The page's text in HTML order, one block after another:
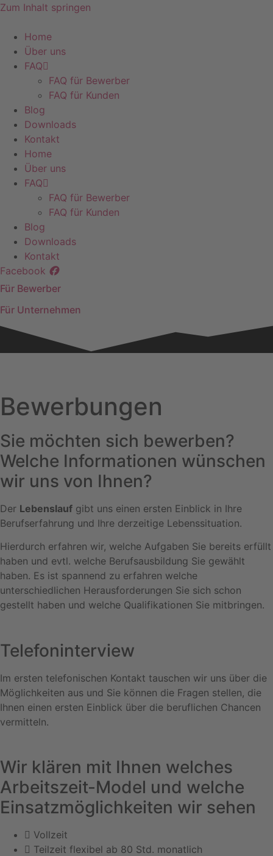
Zum Inhalt springen
Home
Über uns
FAQ
FAQ für Bewerber
FAQ für Kunden
Blog
Downloads
Kontakt
Home
Über uns
FAQ
FAQ für Bewerber
FAQ für Kunden
Blog
Downloads
Kontakt
Facebook
Für Bewerber
Für Unternehmen
Bewerbungen
Sie möchten sich bewerben?
Welche Informationen wünschen
wir uns von Ihnen?
Der Lebenslauf gibt uns einen ersten Einblick in Ihre
Berufserfahrung und Ihre derzeitige Lebenssituation.
Hierdurch erfahren wir, welche Aufgaben Sie bereits erfüllt
haben und evtl. welche Berufsausbildung Sie gewählt
haben. Es ist spannend zu erfahren welche
unterschiedlichen Herausforderungen Sie sich schon
gestellt haben und welche Qualifikationen Sie mitbringen.
Telefoninterview
Im ersten telefonischen Kontakt tauschen wir uns über die
Möglichkeiten aus und Sie können die Fragen stellen, die
Ihnen einen ersten Einblick über die beruflichen Chancen
vermitteln.
Wir klären mit Ihnen welches
Arbeitszeit-Model und welche
Einsatzmöglichkeiten wir sehen
Vollzeit
Teilzeit flexibel ab 80 Std. monatlich